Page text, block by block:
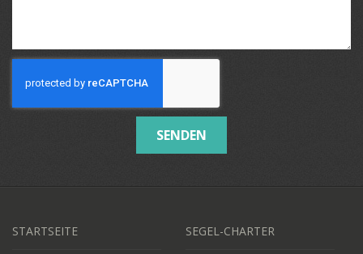
SENDEN
STARTSEITE SEGEL-CHARTER